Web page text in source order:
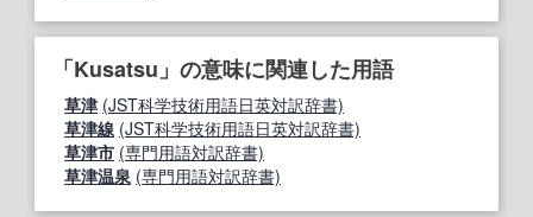
「Kusatsu」の意味に関連した用語
草津 (JST科学技術用語日英対訳辞書)
草津線 (JST科学技術用語日英対訳辞書)
草津市 (専門用語対訳辞書)
草津温泉 (専門用語対訳辞書)